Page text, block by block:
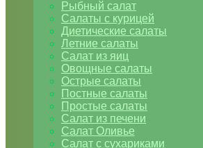
Рыбный салат
Салаты с курицей
Диетические салаты
Летние салаты
Салат из яиц
Овощные салаты
Острые салаты
Постные салаты
Простые салаты
Салат из печени
Салат Оливье
Салат с сухариками